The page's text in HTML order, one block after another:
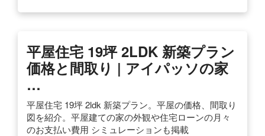
平屋住宅 19坪 2LDK 新築プラン
価格と間取り | アイパッソの家
…
平屋住宅 19坪 2ldk 新築プラン。平屋の価格、間取り
図を紹介。平屋建ての家の外観や住宅ローンの月々
のお支払い費用 シミュレーションも掲載